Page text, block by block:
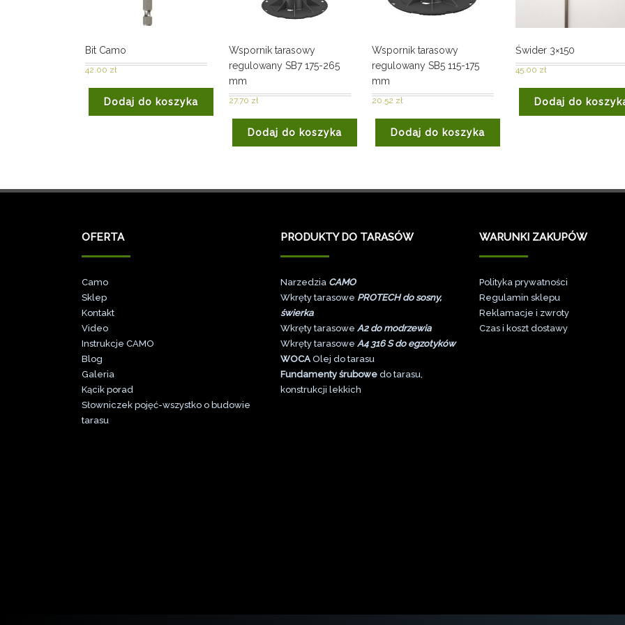
Bit Camo
42.00 zł
Dodaj do koszyka
Wspornik tarasowy
regulowany SB7 175-265
mm
27.70 zł
Dodaj do koszyka
Wspornik tarasowy
regulowany SB5 115-175
mm
20.52 zł
Dodaj do koszyka
Świder 3×150
45.00 zł
Dodaj do
OFERTA
Camo
Sklep
Kontakt
Video
Instrukcje CAMO
Blog
Galeria
Kącik porad
Słowniczek pojęć-wszystko o budowie
tarasu
PRODUKTY DO TARASÓW
Narzedzia CAMO
Wkręty tarasowe PROTECH do sosny,
świerka
Wkręty tarasowe A2 do modrzewia
Wkręty tarasowe A4 316 S do egzotyków
WOCA Olej do tarasu
Fundamenty śrubowe do tarasu,
konstrukcji lekkich
WARUNKI ZAKUPÓW
Polityka prywatności
Regulamin sklepu
Reklamacje i zwroty
Czas i koszt dostawy